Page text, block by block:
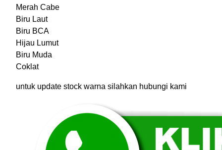
Merah Cabe
Biru Laut
Biru BCA
Hijau Lumut
Biru Muda
Coklat
untuk update stock warna silahkan hubungi kami